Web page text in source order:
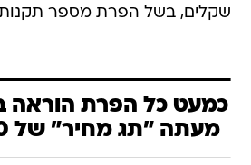
שקלים, בשל הפרת מספר
כמעט כל הפרת הוראה
מעתה "תג מחיר" של 40,000 שקל